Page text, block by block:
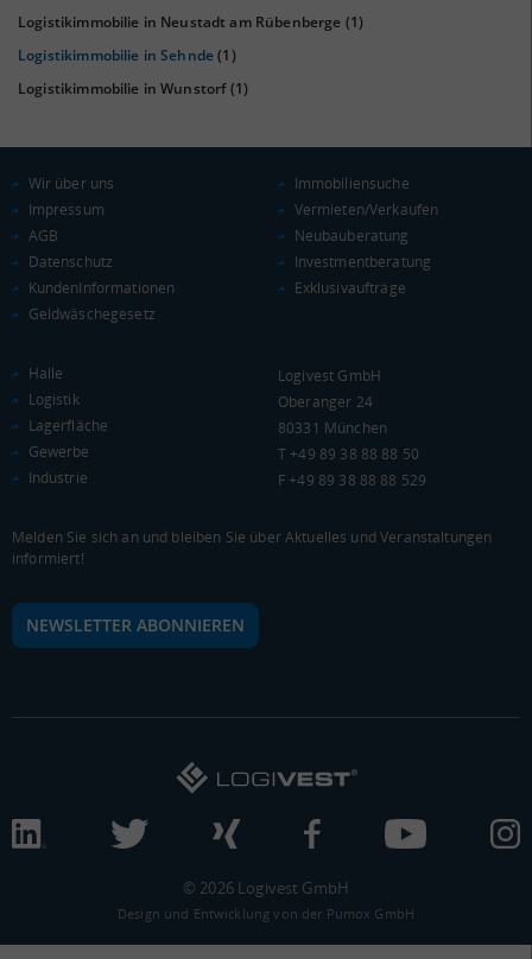
Euro pro Kopf
Kaufkraftindex
21.859 €
Landkreis / Kreisfreie Stadt
Bundesland
Deutschland
WIRTSCHAFTSKRAFT (STAND: 2018)
BRUTTOINLANDSPRODUKT
(LANDKREIS / KREISFREIE STADT)
Gesamt BIP je Erwerbstätigen BIP je Einwohner
52.655.476 Tsd. €
BRUTTOWERTSCHÖPFUNG
Gesamt Produzierendes Gewerbe Handel und
BRUTTOWERTSCHÖPFUNG (DURCHSCHNITT)
Logistikimmobilie in Neustadt am Rübenberge (1)
Logistikimmobilie in Sehnde(1)
Logistikimmobilie in Wunstorf(1)
Wir über uns
Impressum
AGB
Datenschutz
KundenInformationen
Geldwäschegesetz
Immobiliensuche
Vermieten/Verkaufen
Neubauberatung
Investmentberatung
Exklusivaufträge
Halle
Logistik
Lagerfläche
Gewerbe
Industrie
Logivest GmbH
Oberanger 24
80331 München
T +49 89 38 88 88 50
F +49 89 38 88 88 529
Melden Sie sich an und bleiben Sie über Aktuelles und Veranstaltungen
informiert!
NEWSLETTER ABONNIEREN
© 2026 Logivest GmbH
Design und Entwicklung von der Pumox GmbH